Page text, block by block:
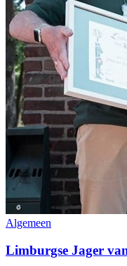
Algemeen
Limburgse Jager